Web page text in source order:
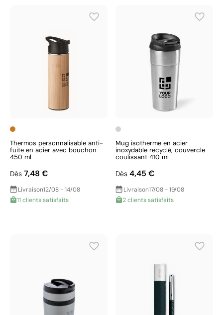
Thermos personnalisable anti-
fuite en acier avec bouchon
450 ml
Dès 7,48 €
Livraison12/08 - 14/08
11 clients satisfaits
Mug isotherme en acier
inoxydable recyclé, couvercle
coulissant 410 ml
Dès 4,45 €
Livraison17/08 - 19/08
2 clients satisfaits